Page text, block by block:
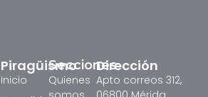
Secciones
Quienes
Piragüismo
Inicio
Dirección
Apto correos 312,